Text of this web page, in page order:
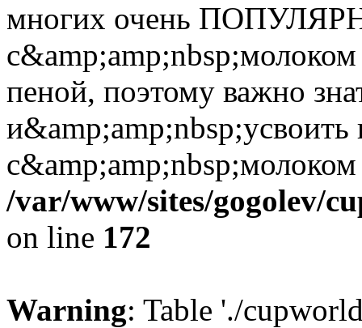
многих очень
пеной, поэтому важно
/var/www/sites/gogolev/
on line 172
Warning: Table './